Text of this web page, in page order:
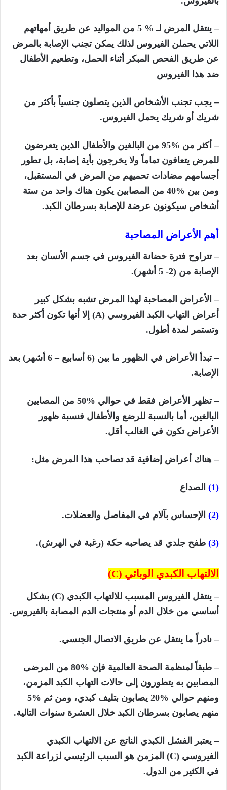
– ينتقل المرض لـ % 5 من المواليد عن طريق أمهاتهم
اللاتي يحملن الفيروس لذلك يمكن تجنب الإصابة بالمرض
عن طريق الفحص المبكر أثناء الحمل، وتطعيم الأطفال
ضد هذا الفيروس
– يجب تجنب الأشخاص الذين يتصلون جنسياً بأكثر من
شريك أو شريك يحمل الفيروس.
– أكثر من %95 من البالغين والأطفال الذين يتعرضون
للمرض يتعافون تماماً ولا يخرجون بأية إصابة، بل تطور
أجسامهم مضادات تحميهم من المرض في المستقبل،
ومن بين %40 من المصابين يكون هناك واحد من ستة
أشخاص سيكونون عرضة للإصابة بسرطان الكبد.
أهم الأعراض المصاحبة
– تتراوح فترة حضانة الفيروس في جسم الأنسان بعد
الإصابة من (2- 5 أشهر).
– الأعراض المصاحبة لهذا المرض تشبه بشكل كبير
أعراض التهاب الكبد الفيروسي (A)
إلا أنها تكون أكثر حدة
وتستمر لمدة أطول.
– تبدأ الأعراض في الظهور ما بين (6 أسابيع
– 6 أشهر) بعد
الإصابة.
– تظهر الأعراض فقط في حوالي %50 من المصابين
البالغين، أما بالنسبة للرضع والأطفال فنسبة ظهور
الأعراض تكون في الغالب أقل.
– هناك أعراض إضافية قد تصاحب هذا المرض مثل:
(1) الصداع
(2) الإحساس بآلام في المفاصل والعضلات.
(3) طفح جلدي قد يصاحبه حكة (رغبة في الهرش).
الالتهاب الكبدي الوبائي (C)
– ينتقل الفيروس المسبب للالتهاب الكبدي (C) بشكل
أساسي من خلال الدم أو منتجات الدم المصابة بالفيروس.
– نادراً ما ينتقل عن طريق الاتصال الجنسي.
– طبقاً لمنظمة الصحة العالمية فإن %80 من المرضى
المصابين به يتطورون إلى حالات التهاب الكبد المزمن،
ومنهم حوالي %20 يصابون بتليف كبدي، ومن ثم %5
منهم يصابون بسرطان الكبد خلال العشرة سنوات التالية.
– يعتبر الفشل الكبدي الناتج عن الالتهاب الكبدي
الفيروسي (C)
المزمن هو السبب الرئيسي لزراعة الكبد
في الكثير من الدول.